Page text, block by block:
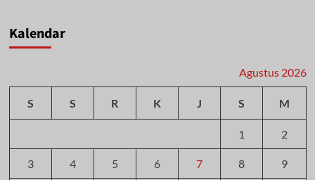
Kalendar
Agustus 2026
S S R K J S M
1 2
3 4 5 6 7 8 9